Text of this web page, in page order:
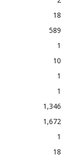
18
589
1
10
1
1
1,346
1,672
1
18